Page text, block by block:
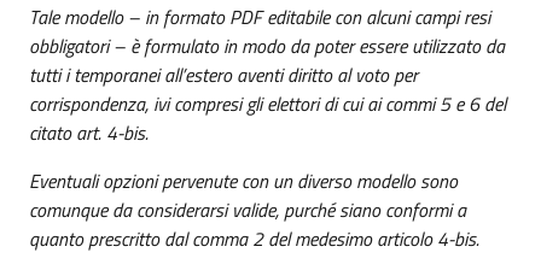
Tale modello – in formato PDF editabile con alcuni campi resi
obbligatori – è formulato in modo da poter essere utilizzato da
tutti i temporanei all’estero aventi diritto al voto per
corrispondenza, ivi compresi gli elettori di cui ai commi 5 e 6 del
citato art. 4-bis.
Eventuali opzioni pervenute con un diverso modello sono
comunque da considerarsi valide, purché siano conformi a
quanto prescritto dal comma 2 del medesimo articolo 4-bis.